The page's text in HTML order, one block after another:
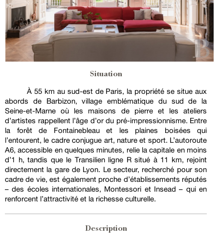
Situation
À 55 km au sud-est de Paris, la propriété se situe aux
abords de Barbizon, village emblématique du sud de la
Seine-et-Marne où les maisons de pierre et les ateliers
d’artistes rappellent l’âge d’or du pré-impressionnisme. Entre
la forêt de Fontainebleau et les plaines boisées qui
l’entourent, le cadre conjugue art, nature et sport. L’autoroute
A6, accessible en quelques minutes, relie la capitale en moins
d’1 h, tandis que le Transilien ligne R situé à 11 km, rejoint
directement la gare de Lyon. Le secteur, recherché pour son
cadre de vie, est également proche d’établissements réputés
– des écoles internationales, Montessori et Insead – qui en
renforcent l’attractivité et la richesse culturelle.
Description